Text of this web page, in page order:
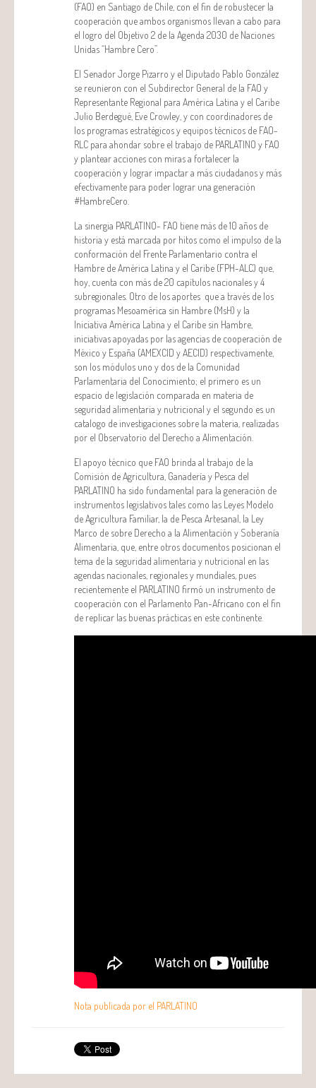
(FAO) en Santiago de Chile, con el fin de robustecer la
cooperación que ambos organismos llevan a cabo para
el logro del Objetivo 2 de la Agenda 2030 de Naciones
Unidas “Hambre Cero”.
El Senador Jorge Pizarro y el Diputado Pablo González
se reunieron con el Subdirector General de la FAO y
Representante Regional para América Latina y el Caribe
Julio Berdegué, Eve Crowley, y con coordinadores de
los programas estratégicos y equipos técnicos de FAO-
RLC para ahondar sobre el trabajo de PARLATINO y FAO
y plantear acciones con miras a fortalecer la
cooperación y lograr impactar a más ciudadanos y más
efectivamente para poder lograr una generación
#HambreCero.
La sinergia PARLATINO- FAO tiene más de 10 años de
historia y está marcada por hitos como el impulso de la
conformación del Frente Parlamentario contra el
Hambre de América Latina y el Caribe (FPH-ALC) que,
hoy, cuenta con más de 20 capítulos nacionales y 4
subregionales. Otro de los aportes que a través de los
programas Mesoamérica sin Hambre (MsH) y la
Iniciativa América Latina y el Caribe sin Hambre,
iniciativas apoyadas por las agencias de cooperación de
México y España (AMEXCID y AECID) respectivamente,
son los módulos uno y dos de la Comunidad
Parlamentaria del Conocimiento; el primero es un
espacio de legislación comparada en materia de
seguridad alimentaria y nutricional y el segundo es un
catalogo de investigaciones sobre la materia, realizadas
por el Observatorio del Derecho a Alimentación.
El apoyo técnico que FAO brinda al trabajo de la
Comisión de Agricultura, Ganadería y Pesca del
PARLATINO ha sido fundamental para la generación de
instrumentos legislativos tales como las Leyes Modelo
de Agricultura Familiar, la de Pesca Artesanal, la Ley
Marco de sobre Derecho a la Alimentación y Soberanía
Alimentaria, que, entre otros documentos posicionan el
tema de la seguridad alimentaria y nutricional en las
agendas nacionales, regionales y mundiales, pues
recientemente el PARLATINO firmó un instrumento de
cooperación con el Parlamento Pan-Africano con el fin
de replicar las buenas prácticas en este continente.
Nota publicada por el PARLATINO